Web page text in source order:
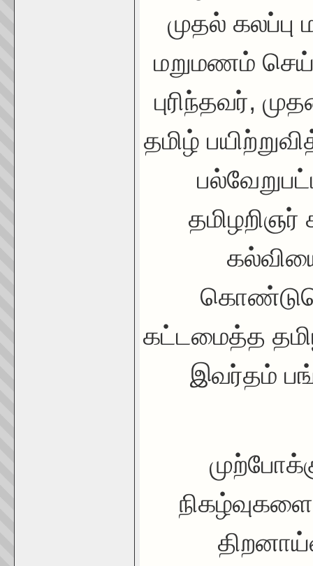
முதல்
மறுமணம்
புரிந்தவர்,
தமிழ்
தமிழறிஞர்
கட்டமைத்த
இவர்தம்